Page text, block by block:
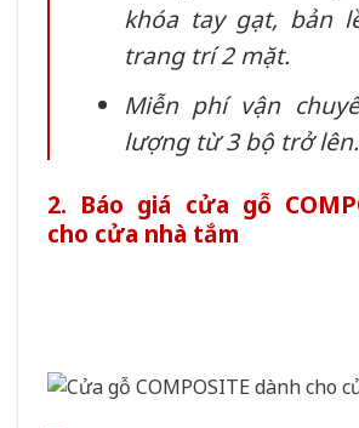
khóa tay gạt, bản
trang trí 2 mặt.
Miễn phí vận
lượng từ 3 bộ trở lên.
2. Báo giá cửa gỗ
cho cửa nhà tắm